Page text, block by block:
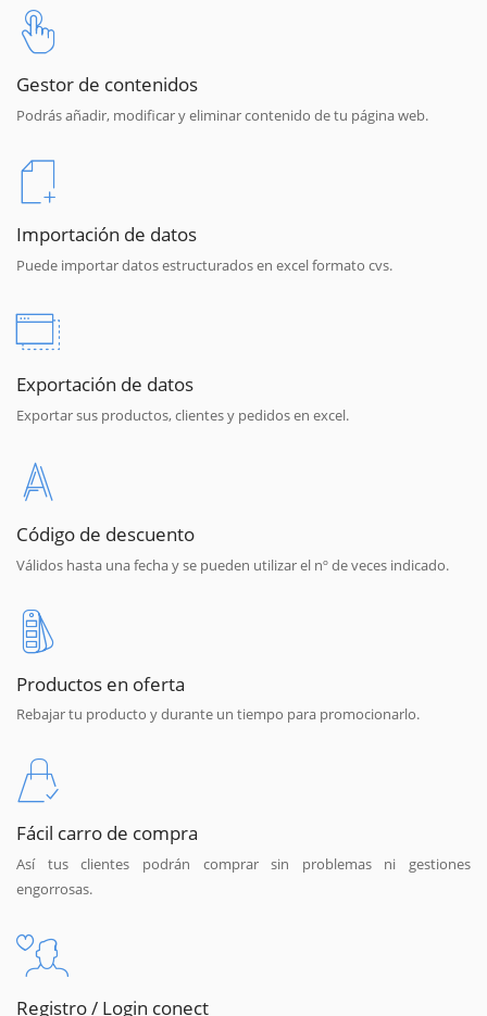
Gestor de contenidos
Podrás añadir, modificar y eliminar contenido de tu página web.
Importación de datos
Puede importar datos estructurados en excel formato cvs.
Exportación de datos
Exportar sus productos, clientes y pedidos en excel.
Código de descuento
Válidos hasta una fecha y se pueden utilizar el nº de veces indicado.
Productos en oferta
Rebajar tu producto y durante un tiempo para promocionarlo.
Fácil carro de compra
Así tus clientes podrán comprar sin problemas ni gestiones
engorrosas.
Registro / Login conect